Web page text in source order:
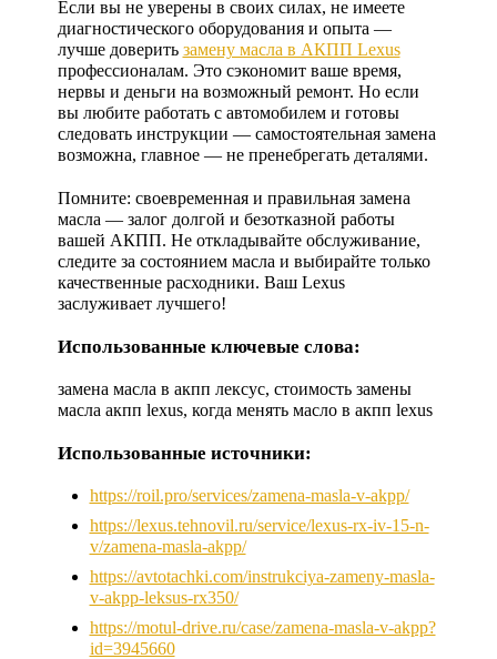
Если вы не уверены в своих силах, не имеете
диагностического оборудования и опыта —
лучше доверить замену масла в АКПП Lexus
профессионалам. Это сэкономит ваше время,
нервы и деньги на возможный ремонт. Но если
вы любите работать с автомобилем и готовы
следовать инструкции — самостоятельная замена
возможна, главное — не пренебрегать деталями.
Помните: своевременная и правильная замена
масла — залог долгой и безотказной работы
вашей АКПП. Не откладывайте обслуживание,
следите за состоянием масла и выбирайте только
качественные расходники. Ваш Lexus
заслуживает лучшего!
Использованные ключевые слова:
замена масла в акпп лексус, стоимость замены
масла акпп lexus, когда менять масло в акпп lexus
Использованные источники:
https://roil.pro/services/zamena-masla-v-akpp/
https://lexus.tehnovil.ru/service/lexus-rx-iv-15-n-
v/zamena-masla-akpp/
https://avtotachki.com/instrukciya-zameny-masla-
v-akpp-leksus-rx350/
https://motul-drive.ru/case/zamena-masla-v-akpp?
id=3945660